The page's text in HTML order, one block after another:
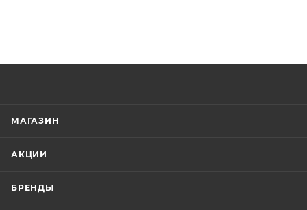
МАГАЗИН
АКЦИИ
БРЕНДЫ